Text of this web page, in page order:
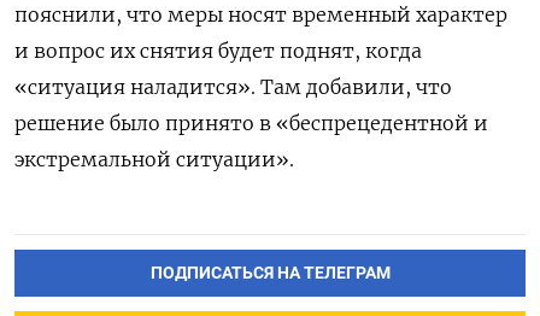
пояснили, что меры носят временный характер
и вопрос их снятия будет поднят, когда
«ситуация наладится». Там добавили, что
решение было принято в «беспрецедентной и
экстремальной ситуации».
ПОДПИСАТЬСЯ НА ТЕЛЕГРАМ